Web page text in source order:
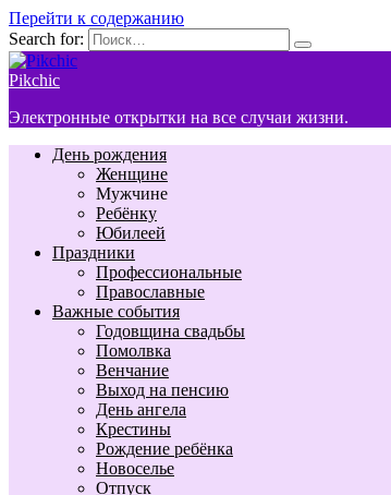
Перейти к содержанию
Search for:
Pikchic
Электронные открытки на все случаи жизни.
День рождения
Женщине
Мужчине
Ребёнку
Юбилеей
Праздники
Профессиональные
Православные
Важные события
Годовщина свадьбы
Помолвка
Венчание
Выход на пенсию
День ангела
Крестины
Рождение ребёнка
Новоселье
Отпуск